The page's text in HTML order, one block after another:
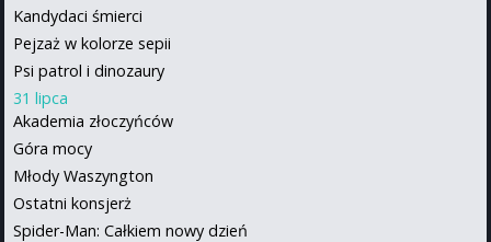
Kandydaci śmierci
Pejzaż w kolorze sepii
Psi patrol i dinozaury
31 lipca
Akademia złoczyńców
Góra mocy
Młody Waszyngton
Ostatni konsjerż
Spider-Man: Całkiem nowy dzień